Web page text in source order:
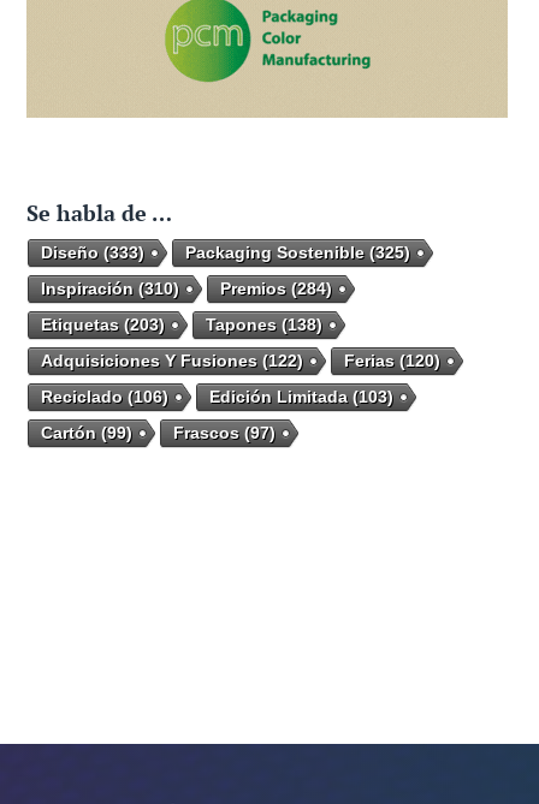
Se habla de …
Diseño (333) Packaging Sostenible(325)
Inspiración (310) Premios(284)
Etiquetas(203) Tapones(138)
Adquisiciones Y Fusiones(122) Ferias(120)
Reciclado (106) Edición Limitada (103)
Cartón (99) Frascos(97)